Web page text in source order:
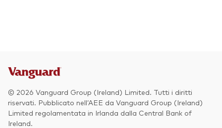
Attiva
Passiva
Prevenzione delle frodi
© 2026 Vanguard Group (Ireland) Limited. Tutti i diritti
riservati. Pubblicato nell’AEE da Vanguard Group (Ireland)
Limited regolamentata in Irlanda dalla Central Bank of
Ireland.